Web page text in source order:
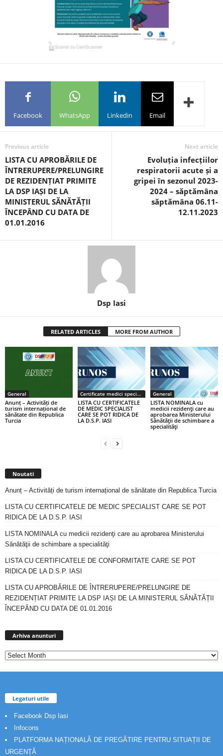
Facebook WhatsApp Linkedin Email
Previous article
LISTA CU APROBĂRILE DE
ÎNTRERUPERE/PRELUNGIRE
DE REZIDENȚIAT PRIMITE
LA DSP IAȘI DE LA
MINISTERUL SĂNĂTĂȚII
ÎNCEPÂND CU DATA DE
01.01.2016
Next article
Evoluția infecțiilor
respiratorii acute și a
gripei în sezonul 2023-
2024 – săptămâna
săptămâna 06.11-
12.11.2023
Dsp Iasi
RELATED ARTICLES MORE FROM AUTHOR
General
Anunț – Activități de
turism internațional de
sănătate din Republica
Turcia
Certificate medici specialiști / primari
LISTA CU CERTIFICATELE
DE MEDIC SPECIALIST
CARE SE POT RIDICA DE
LA D.S.P. IASI
General
LISTA NOMINALA cu
medicii rezidenţi care au
aprobarea Ministerului
Sănătăţii de schimbare a
specialităţi
Noutati
Anunț – Activități de turism internațional de sănătate din Republica Turcia
LISTA CU CERTIFICATELE DE MEDIC SPECIALIST CARE SE POT
RIDICA DE LA D.S.P. IASI
LISTA NOMINALA cu medicii rezidenţi care au aprobarea Ministerului
Sănătăţii de schimbare a specialităţi
LISTA CU CERTIFICATELE DE CONFORMITATE CARE SE POT
RIDICA DE LA D.S.P. IASI
LISTA CU APROBĂRILE DE ÎNTRERUPERE/PRELUNGIRE DE
REZIDENȚIAT PRIMITE LA DSP IAȘI DE LA MINISTERUL SĂNĂTĂȚII
ÎNCEPÂND CU DATA DE 01.01.2016
Arhiva anunturi
Legaturi utile
Facebook Dsp Iasi
Infocons
PLATFORMA NAȚIONALĂ DE PREGĂTIRE PENTRU SITUAȚII DE
URGENȚĂ